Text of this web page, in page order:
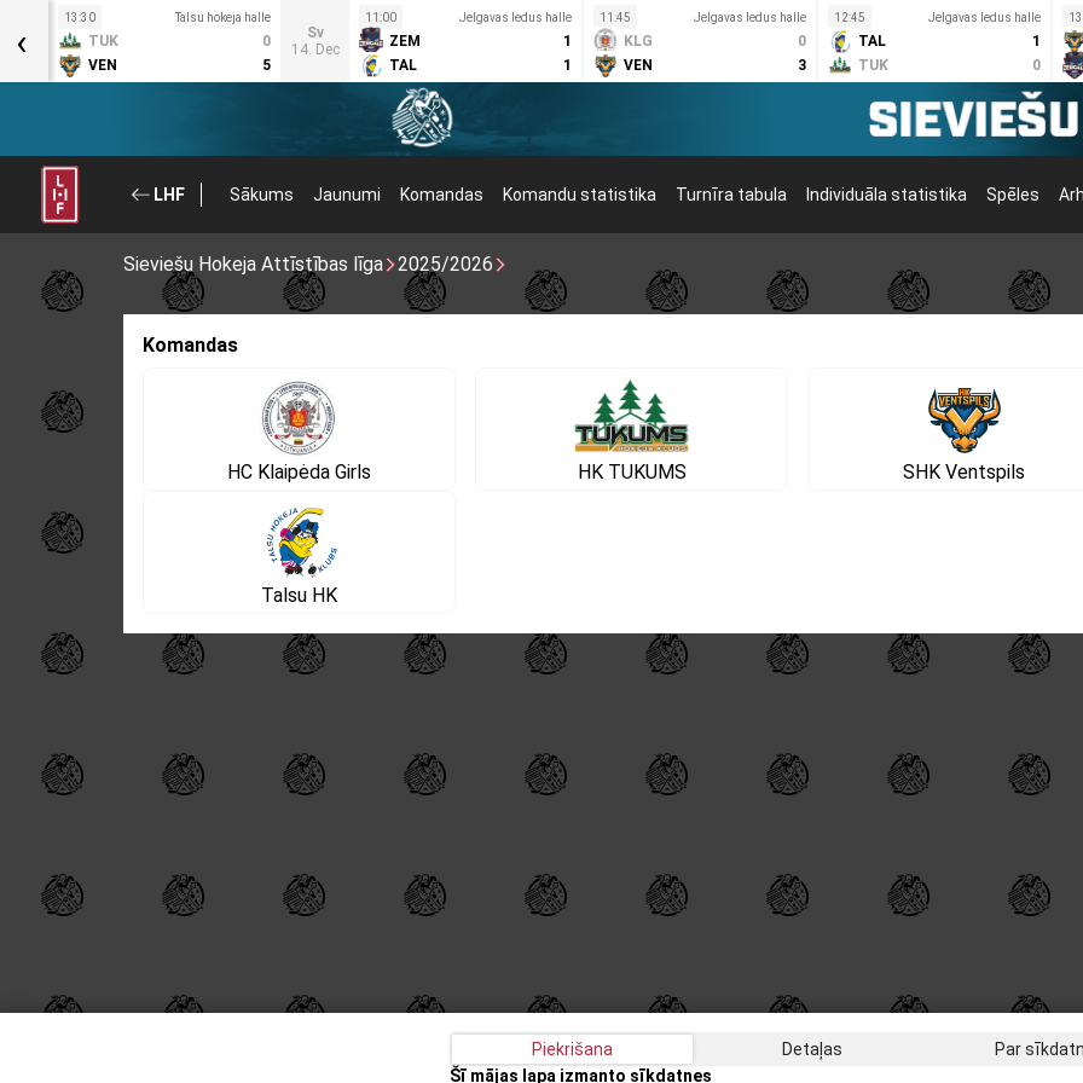
13:30 Talsu hokeja halle
TUK
0
VEN
5
Sv
14. Dec
11:00 Jelgavas ledus halle
ZEM
1
TAL
1
11:45 Jelgavas ledus halle
KLG
0
VEN
3
12:45 Jelgavas ledus halle
TAL
1
TUK
0
‹
LHF Sākums Jaunumi Komandas Komandu statistika Turnīra tabula Individuāla statistika Spēles
Sieviešu Hokeja Attīstības līga 2025/2026
Komandas
HC Klaipėda Girls HK TUKUMS SHK Ventspils
Talsu HK
Piekrišana Detaļas
Par
Šī mājas lapa izmanto sīkdatnes